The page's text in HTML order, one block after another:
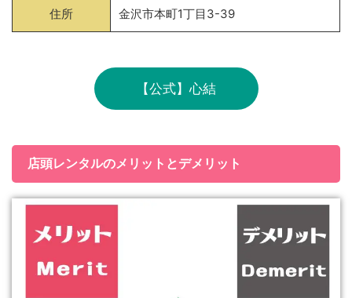
住所 金沢市本町1丁目3-39
【公式】心結
店頭レンタルのメリットとデメリット